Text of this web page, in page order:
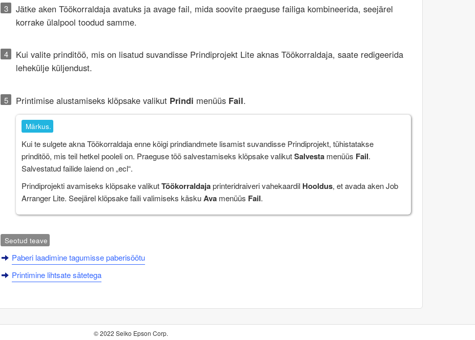
Jätke aken Töökorraldaja avatuks ja avage fail, mida soovite praeguse failiga kombineerida, seejärel
korrake ülalpool toodud samme.
Kui valite prinditöö, mis on lisatud suvandisse Prindiprojekt Lite aknas Töökorraldaja, saate redigeerida
lehekülje küljendust.
Printimise alustamiseks klõpsake valikut Prindi menüüs Fail.
Märkus.
Kui te sulgete aknaTöökorraldajaenne kõigi prindiandmete lisamist suvandisse Prindiprojekt, tühistatakse
prinditöö, mis teil hetkel pooleli on. Praeguse töö salvestamiseks klõpsake valikutSalvestamenüüs Fail.
Salvestatud failide laiend on „ecl“.
Prindiprojekti avamiseks klõpsake valikutTöökorraldajaprinteridraiveri vahekaardil Hooldus, et avada aken Job
Arranger Lite. Seejärel klõpsake faili valimiseks käskuAvamenüüs Fail.
Seotud teave
Paberi laadimine tagumisse paberisöötu
Printimine lihtsate sätetega
© 2022 Seiko Epson Corp.